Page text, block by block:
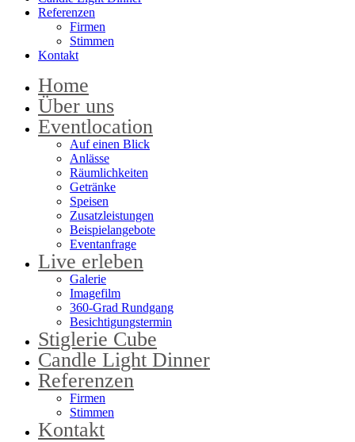
Referenzen
Firmen
Stimmen
Kontakt
Home
Über uns
Eventlocation
Auf einen Blick
Anlässe
Räumlichkeiten
Getränke
Speisen
Zusatzleistungen
Beispielangebote
Eventanfrage
Live erleben
Galerie
Imagefilm
360-Grad Rundgang
Besichtigungstermin
Stiglerie Cube
Candle Light Dinner
Referenzen
Firmen
Stimmen
Kontakt